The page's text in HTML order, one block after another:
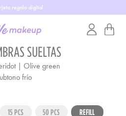
regalo digital
SUELTAS
| Olive green
frío
15 PCS 50 PCS REFILL